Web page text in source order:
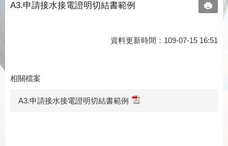
A3.申請接水接電證明切結書範例
資料更新時間：109-07-15 16:51
相關檔案
A3.申請接水接電證明切結書範例